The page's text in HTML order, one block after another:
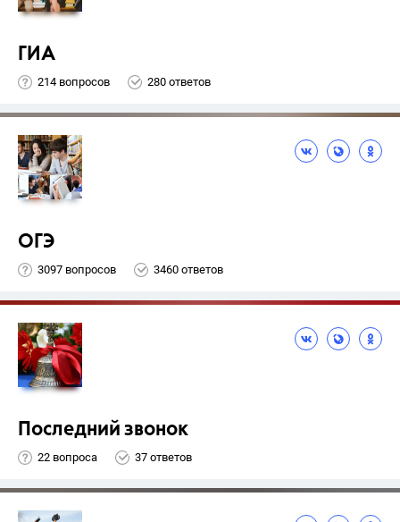
ГИА
214 вопросов 280 ответов
ОГЭ
3097 вопросов 3460 ответов
Последний звонок
22 вопроса 37 ответов